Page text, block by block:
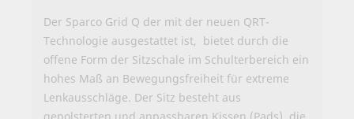
Der Sparco Grid Q der mit der neuen QRT-
Technologie ausgestattet ist, bietet durch die
offene Form der Sitzschale im Schulterbereich ein
hohes Maß an Bewegungsfreiheit für extreme
Lenkausschläge. Der Sitz besteht aus